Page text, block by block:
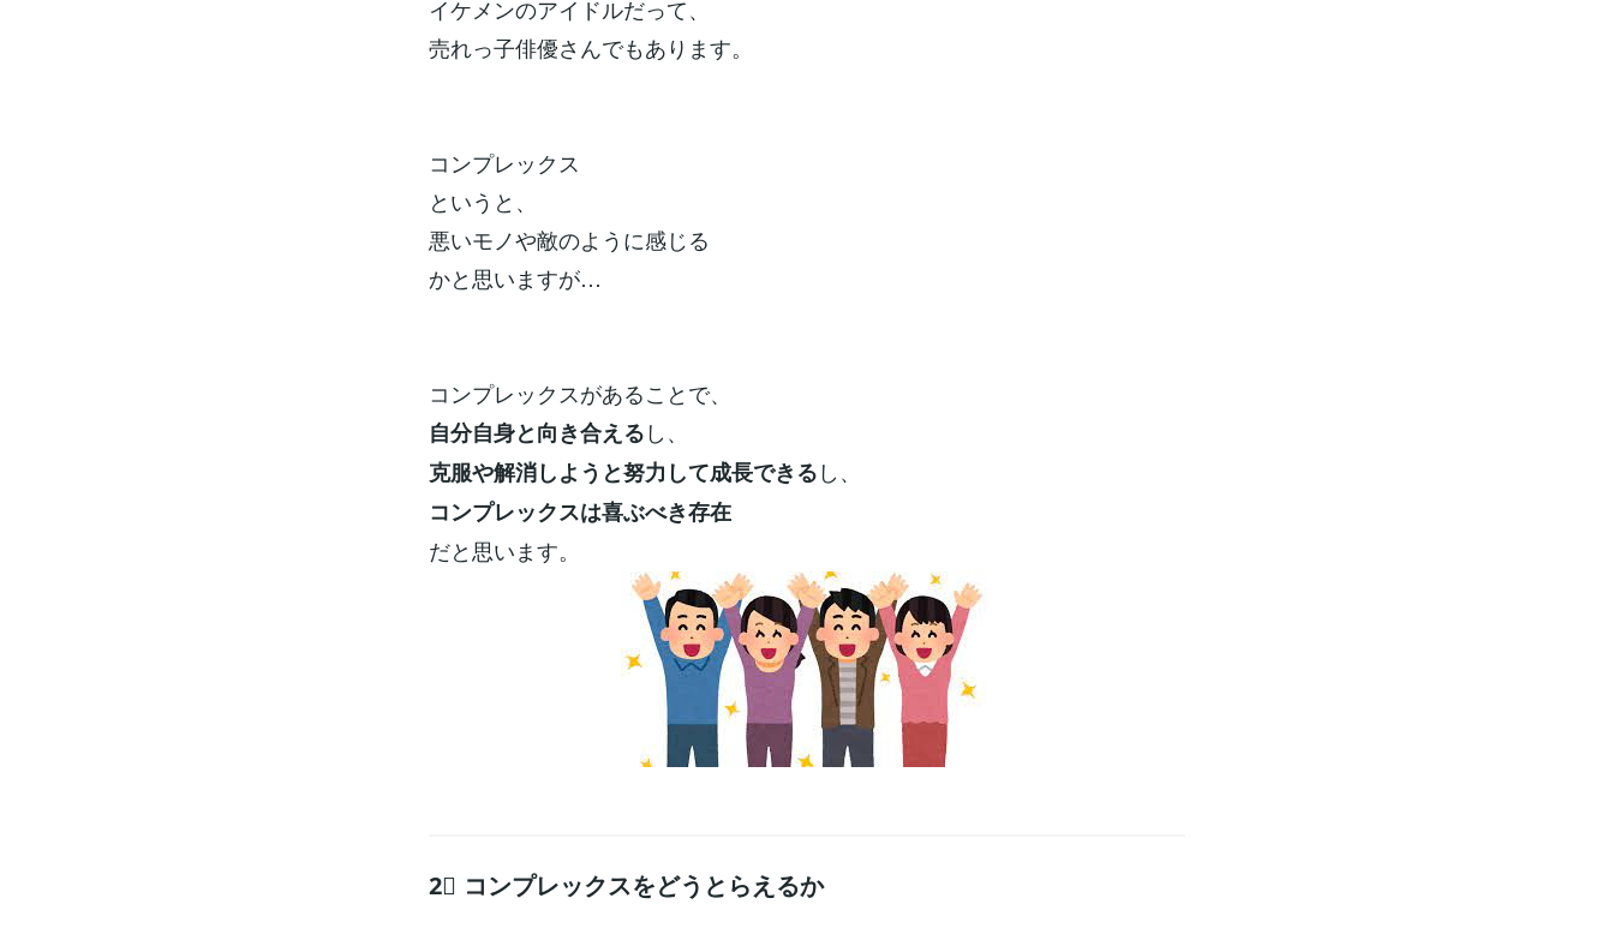
イケメンのアイドルだって、
売れっ子俳優さんでもあります。
コンプレックス
というと、
悪いモノや敵のように感じる
かと思いますが…
コンプレックスがあることで、
自分自身と向き合えるし、
克服や解消しようと努力して成長できるし、
コンプレックスは喜ぶべき存在
だと思います。
2⃣ コンプレックスをどうとらえるか